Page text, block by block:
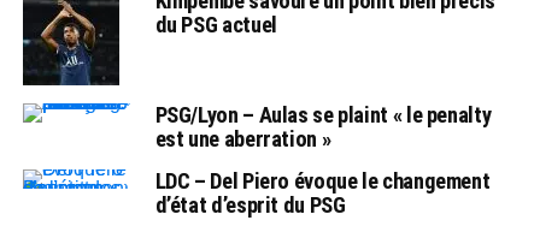
du PSG actuel
PSG/Lyon – Aulas se plaint « le penalty
est une aberration »
LDC – Del Piero évoque le changement
d’état d’esprit du PSG